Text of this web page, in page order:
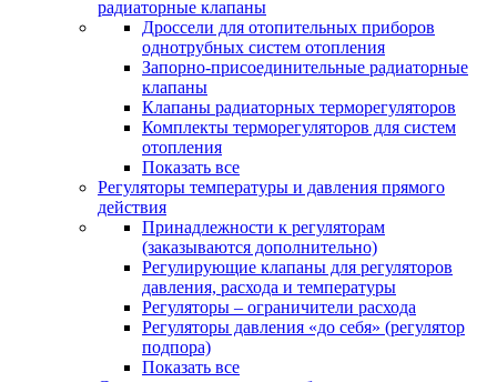
радиаторные клапаны
Дроссели для отопительных приборов
однотрубных систем отопления
Запорно-присоединительные радиаторные
клапаны
Клапаны радиаторных терморегуляторов
Комплекты терморегуляторов для систем
отопления
Показать все
Регуляторы температуры и давления прямого
действия
Принадлежности к регуляторам
(заказываются дополнительно)
Регулирующие клапаны для регуляторов
давления, расхода и температуры
Регуляторы – ограничители расхода
Регуляторы давления «до себя» (регулятор
подпора)
Показать все